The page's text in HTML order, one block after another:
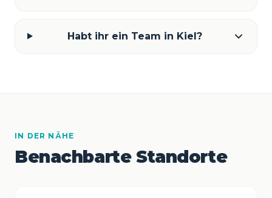
Habt ihr ein Team in Kiel?
IN DER NÄHE
Benachbarte Standorte